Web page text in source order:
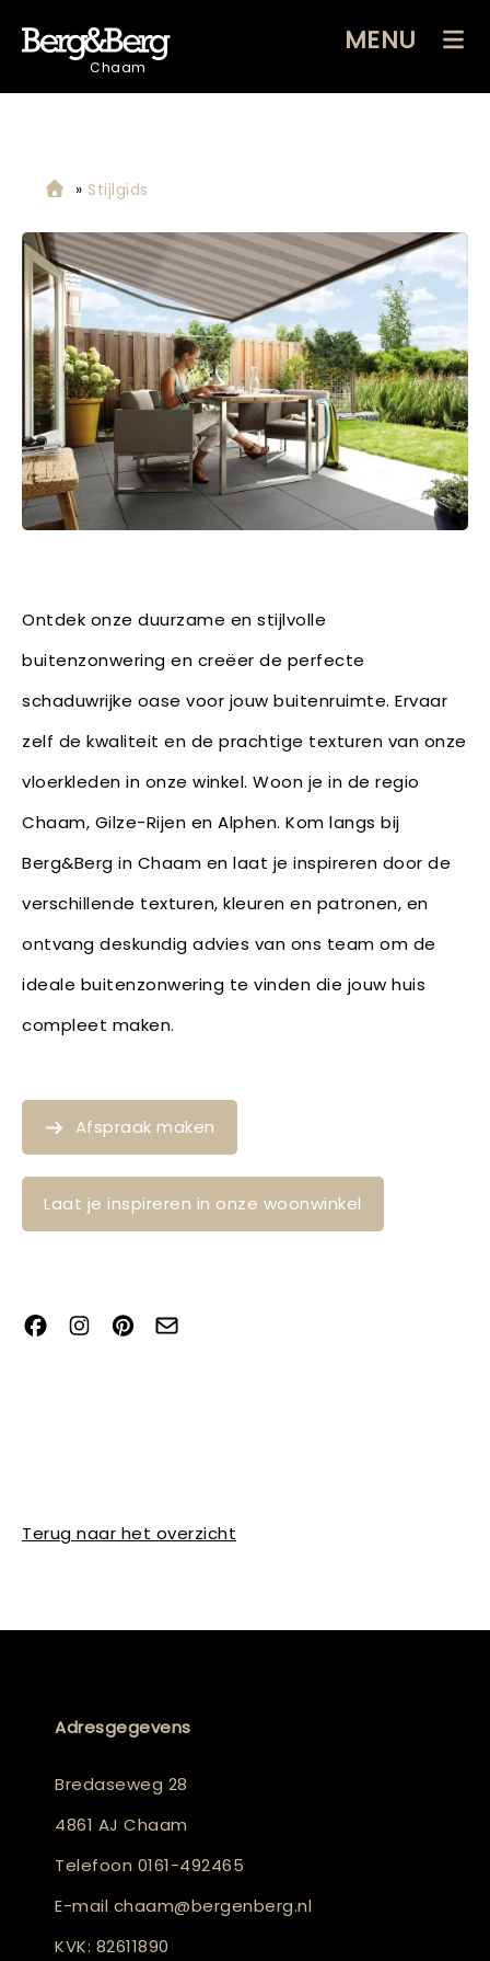
Chaam
MENU
» Stijlgids
Ontdek onze duurzame en stijlvolle
buitenzonwering en creëer de perfecte
schaduwrijke oase voor jouw buitenruimte. Ervaar
zelf de kwaliteit en de prachtige texturen van onze
vloerkleden in onze winkel. Woon je in de regio
Chaam, Gilze-Rijen en Alphen. Kom langs bij
Berg&Berg in Chaam en laat je inspireren door de
verschillende texturen, kleuren en patronen, en
ontvang deskundig advies van ons team om de
ideale buitenzonwering te vinden die jouw huis
compleet maken.
Afspraak maken
Laat je inspireren in onze woonwinkel
Terug naar het overzicht
Adresgegevens
Bredaseweg 28
4861 AJ Chaam
Telefoon 0161-492465
E-mail chaam@bergenberg.nl
KVK: 82611890